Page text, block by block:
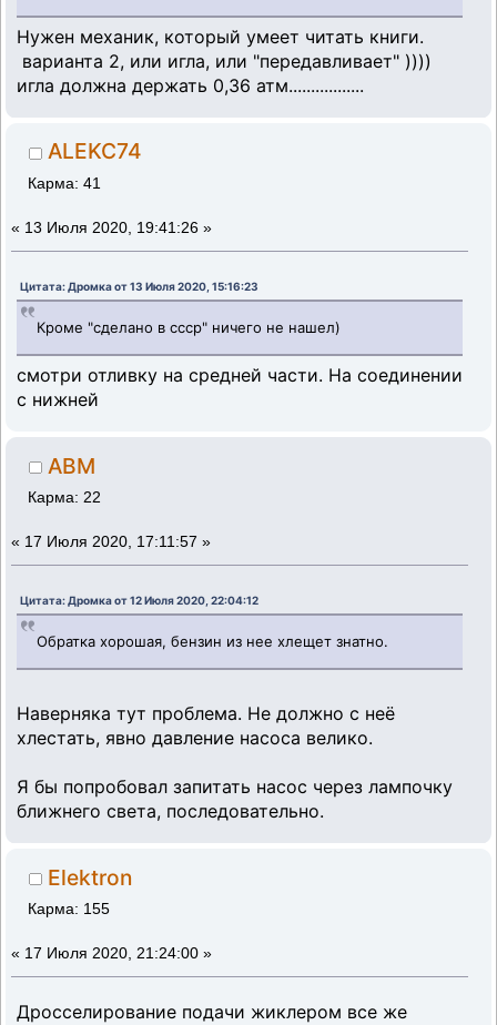
Нужен механик, который умеет читать книги.
варианта 2, или игла, или "передавливает" ))))
игла должна держать 0,36 атм.................
ALEKC74
Карма: 41
« 13 Июля 2020, 19:41:26 »
Цитата: Дромка от 13 Июля 2020, 15:16:23
Кроме "сделано в ссср" ничего не нашел)
смотри отливку на средней части. На соединении
с нижней
ABM
Карма: 22
« 17 Июля 2020, 17:11:57 »
Цитата: Дромка от 12 Июля 2020, 22:04:12
Обратка хорошая, бензин из нее хлещет знатно.
Наверняка тут проблема. Не должно с неё
хлестать, явно давление насоса велико.
Я бы попробовал запитать насос через лампочку
ближнего света, последовательно.
Elektron
Карма: 155
« 17 Июля 2020, 21:24:00 »
Дросселирование подачи жиклером все же